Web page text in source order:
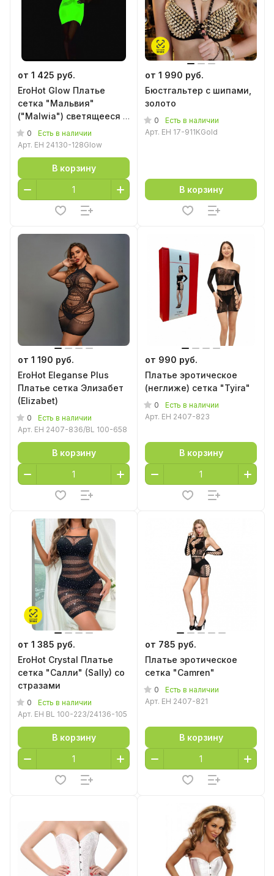
от 1 425 руб.
EroHot Glow Платье
сетка "Мальвия"
("Malwia") светящееся в
темноте
0
Есть в наличии
Арт. EH 24130-128Glow
В корзину
от 1 990 руб.
Бюстгальтер с шипами,
золото
0
Есть в наличии
Арт. EH 17-911KGold
В корзину
от 1 190 руб.
EroHot Eleganse Plus
Платье сетка Элизабет
(Elizabet)
0
Есть в наличии
Арт. EH 2407-836/BL 100-658
В корзину
от 990 руб.
Платье эротическое
(неглиже) сетка "Tyira"
0
Есть в наличии
Арт. EH 2407-823
В корзину
от 1 385 руб.
EroHot Crystal Платье
сетка "Салли" (Sally) со
стразами
0
Есть в наличии
Арт. EH BL 100-223/24136-105
В корзину
от 785 руб.
Платье эротическое
сетка "Camren"
0
Есть в наличии
Арт. EH 2407-821
В корзину